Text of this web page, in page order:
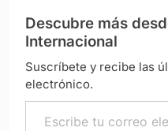
Descubre más
Internacional
Suscríbete y recibe las
electrónico.
Escribe tu correo